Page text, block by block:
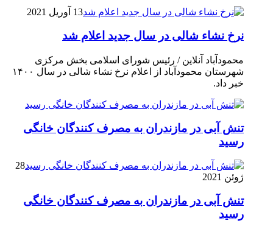
13 آوریل 2021
نرخ نشاء شالی در سال جدید اعلام شد
محمودآباد آنلاین / رئیس شورای اسلامی بخش مرکزی
شهرستان محمودآباد از اعلام نرخ نشاء شالی در سال ۱۴۰۰
خبر داد.
تنش آبی در مازندران به مصرف كنندگان خانگی
رسيد
28
ژوئن 2021
تنش آبی در مازندران به مصرف كنندگان خانگی
رسيد